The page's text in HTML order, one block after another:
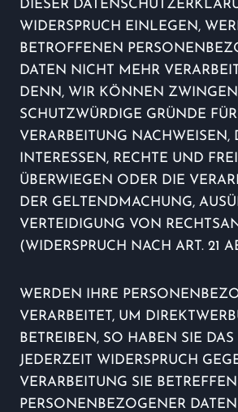
DIESER
WIDERSPRUCH EINLEGEN,
BETROFFENEN
DATEN NICHT MEHR
DENN, WIR KÖNNEN
SCHUTZWÜRDIGE GRÜNDE
VERARBEITUNG NACHWEISEN,
INTERESSEN, RECHTE UND
ÜBERWIEGEN ODER DIE
DER GELTENDMACHUNG,
VERTEIDIGUNG VON
(WIDERSPRUCH NACH ART. 21
WERDEN IHRE
VERARBEITET, UM
BETREIBEN, SO HABEN SIE DAS
JEDERZEIT WIDERSPRUCH
VERARBEITUNG SIE
PERSONENBEZOGENER